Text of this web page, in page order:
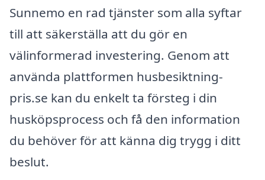
Sunnemo en rad tjänster som alla syftar
till att säkerställa att du gör en
välinformerad investering. Genom att
använda plattformen husbesiktning-
pris.se kan du enkelt ta försteg i din
husköpsprocess och få den information
du behöver för att känna dig trygg i ditt
beslut.